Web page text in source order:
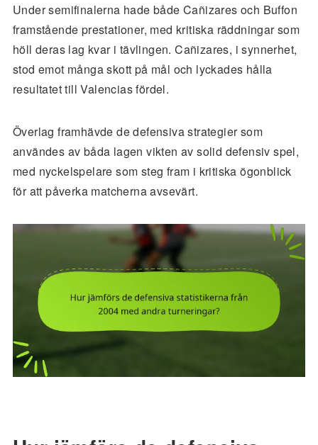
Under semifinalerna hade både Cañizares och Buffon
framstående prestationer, med kritiska räddningar som
höll deras lag kvar i tävlingen. Cañizares, i synnerhet,
stod emot många skott på mål och lyckades hålla
resultatet till Valencias fördel.
Överlag framhävde de defensiva strategier som
användes av båda lagen vikten av solid defensiv spel,
med nyckelspelare som steg fram i kritiska ögonblick
för att påverka matcherna avsevärt.